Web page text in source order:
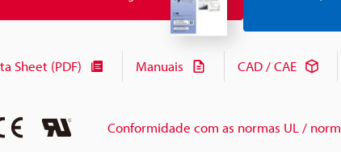
Sheet (PDF) Manuais CAD / CAE
Conformidade com as normas UL /